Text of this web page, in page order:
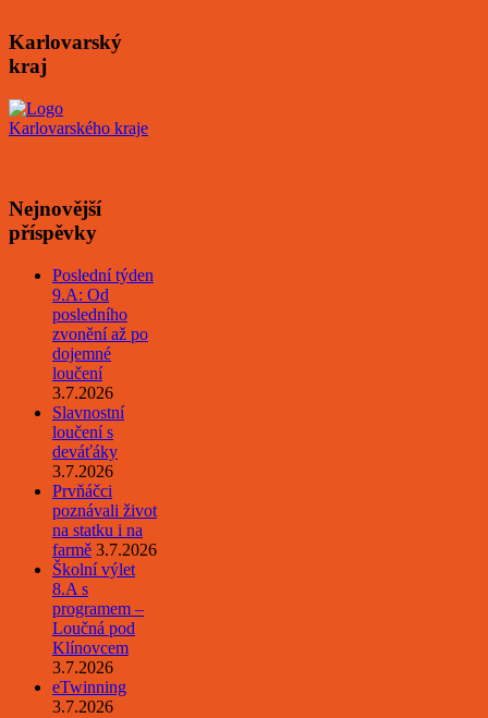
Karlovarský
kraj
Nejnovější
příspěvky
Poslední týden
9.A: Od
posledního
zvonění až po
dojemné
loučení
3.7.2026
Slavnostní
loučení s
deváťáky
3.7.2026
Prvňáčci
poznávali život
na statku i na
farmě 3.7.2026
Školní výlet
8.A s
programem –
Loučná pod
Klínovcem
3.7.2026
eTwinning
3.7.2026